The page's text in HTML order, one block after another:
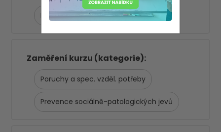
MŠ Koordinátor ŠVP
Zaměření kurzu (kategorie)
Poruchy a spec. vzděl. potřeby
Prevence sociálně-patologických jevů